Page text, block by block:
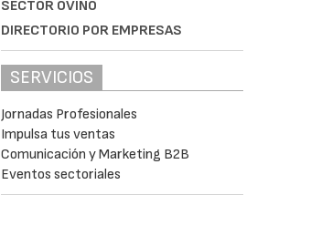
SECTOR OVINO
DIRECTORIO POR EMPRESAS
SERVICIOS
Jornadas Profesionales
Impulsa tus ventas
Comunicación y Marketing B2B
Eventos sectoriales